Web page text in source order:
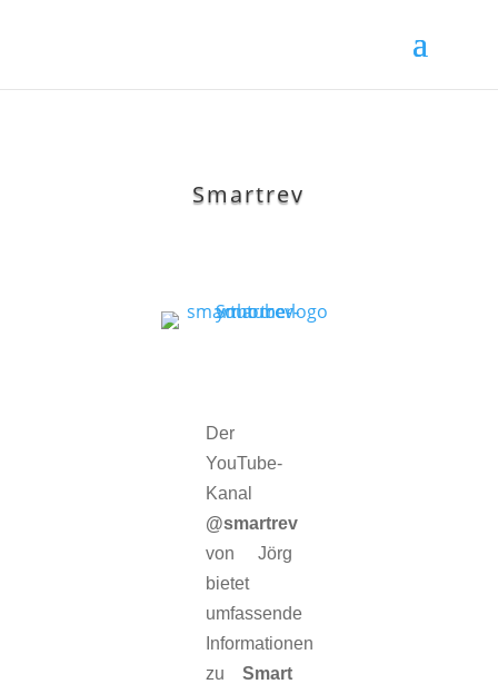
Smartrev
Der
YouTube-
Kanal
@smartrev
von Jörg
bietet
umfassende
Informationen
zuSmart